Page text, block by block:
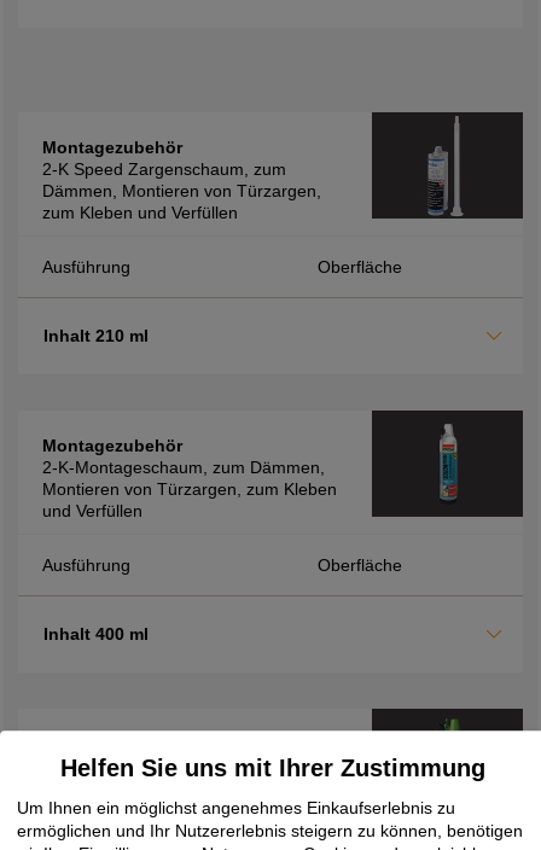
Montagezubehör
2-K Speed Zargenschaum, zum
Dämmen, Montieren von Türzargen,
zum Kleben und Verfüllen
Ausführung Oberfläche
Inhalt 210 ml
Montagezubehör
2-K-Montageschaum, zum Dämmen,
Montieren von Türzargen, zum Kleben
und Verfüllen
Ausführung Oberfläche
Inhalt 400 ml
2K-Montageschaum FM710, zur
Dämmung und Isolierung, schnelle
Verarbeitung durch kurze
Helfen Sie uns mit Ihrer Zustimmung
Um Ihnen ein möglichst angenehmes Einkaufserlebnis zu
ermöglichen und Ihr Nutzererlebnis steigern zu können, benötigen